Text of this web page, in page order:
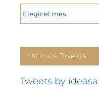
ARCHIVOS
Últimos Tweets
Tweets by